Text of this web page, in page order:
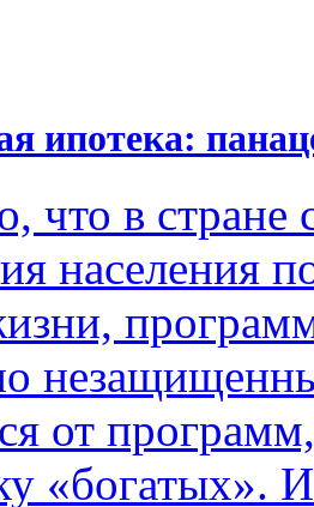
ипотека:
что в стране
населения
от
«богатых».